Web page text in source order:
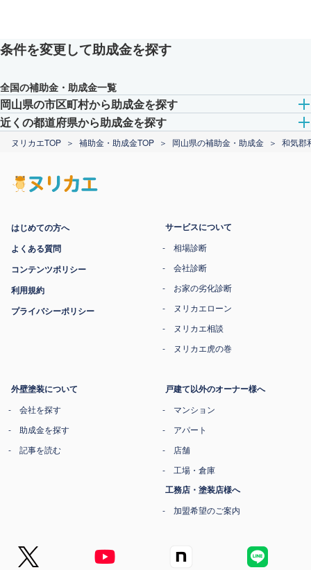
条件を変更して助成金を探す
全国の補助金・助成金一覧
岡山県の市区町村から助成金を探す
近くの都道府県から助成金を探す
ヌリカエTOP 補助金・助成金TOP 岡山県の補助金・助成金 和気郡
はじめての方へ
よくある質問
コンテンツポリシー
利用規約
プライバシーポリシー
サービスについて
相場診断
会社診断
お家の劣化診断
ヌリカエローン
ヌリカエ相談
ヌリカエ虎の巻
外壁塗装について
会社を探す
助成金を探す
記事を読む
戸建て以外のオーナー様へ
マンション
アパート
店舗
工場・倉庫
工務店・塗装店様へ
加盟希望のご案内